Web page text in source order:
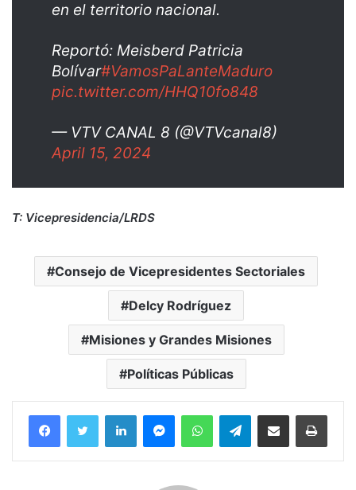
en el territorio nacional.
Reportó: Meisberd Patricia
Bolívar#VamosPaLanteMaduro
pic.twitter.com/HHQ10fo848
— VTV CANAL 8 (@VTVcanal8)
April 15, 2024
T: Vicepresidencia/LRDS
Consejo de Vicepresidentes Sectoriales
Delcy Rodríguez
Misiones y Grandes Misiones
Políticas Públicas
FacebookTwitter LinkedInMessengerWhatsAppTelegramCompartir por correo electrónico